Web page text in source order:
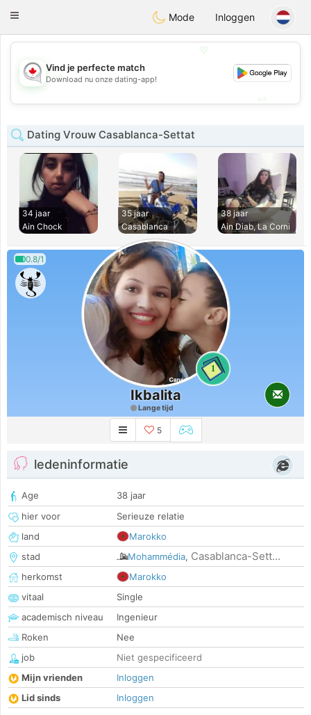
CANADIANchat
Toggle
Mode Inloggen
💕
Vind je perfecte match
Download nu onze dating-app!
Dating Vrouw Casablanca-Settat
34 jaar
Ain Chock
35 jaar
Casablanca
38 jaar
Ain Diab, La Corni
0.8/1
1
Ikbalita
Lange tijd
5
ledeninformatie
Age
38 jaar
hier voor
Serieuze relatie
land
Marokko
stad
Mohammédia, Casablanca-Sett...
herkomst
Marokko
vitaal
Single
academisch niveau
Ingenieur
Roken
Nee
job
Niet gespecificeerd
Mijn vrienden
Inloggen
Lid sinds
Inloggen